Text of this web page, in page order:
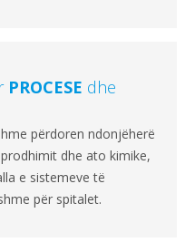
PROCESE dhe
përdoren ndonjëherë
dhe ato kimike,
e sistemeve të
për spitalet.